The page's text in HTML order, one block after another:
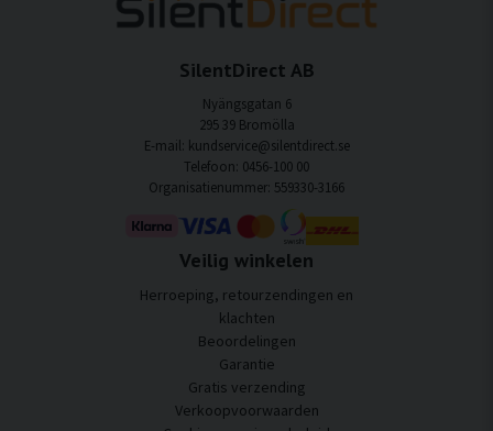
SilentDirect AB
Nyängsgatan 6
295 39 Bromölla
E-mail: kundservice@silentdirect.se
Telefoon: 0456-100 00
Organisatienummer: 559330-3166
Veilig winkelen
Herroeping, retourzendingen en
klachten
Beoordelingen
Garantie
Gratis verzending
Verkoopvoorwaarden